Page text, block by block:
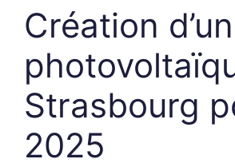
Création
Strasbourg
2025